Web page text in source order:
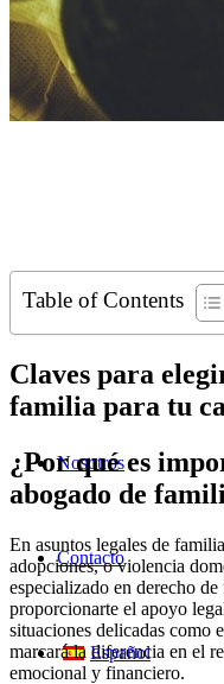
Nosotros
Contacto
Español
Table of Contents
Claves para
familia para tu
¿Por qué es
abogado de
En asuntos legales de
adopciones, o violencia
especializado en derecho
proporcionarte el apoyo
situaciones delicadas como
marcará la diferencia en el
emocional y financiero.